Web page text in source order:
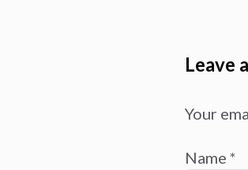
Leave
Your
Name *